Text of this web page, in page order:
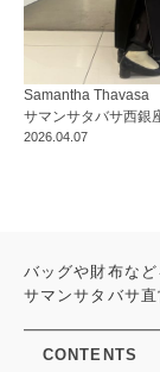
2026.04.07
Samantha Thavasa
サマンサタバサ西銀
バッグや財布な
サマンサタバサ
CONTENTS